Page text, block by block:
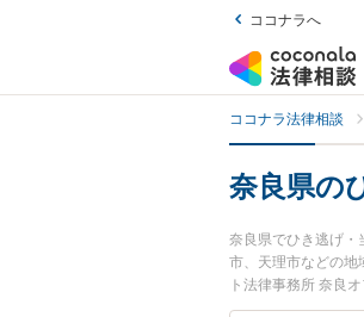
ココナラへ
ココナラ法律相談
奈良県の
奈良県でひき逃げ・
市、天理市などの地
ト法律事務所 奈良
ル情報や弁護士費